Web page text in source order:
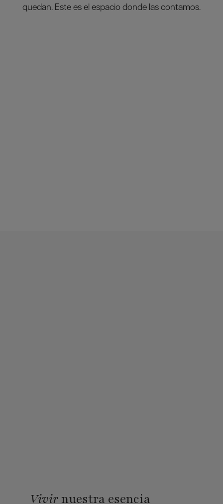
quedan. Este es el espacio donde las contamos.
Vivir nuestra esencia